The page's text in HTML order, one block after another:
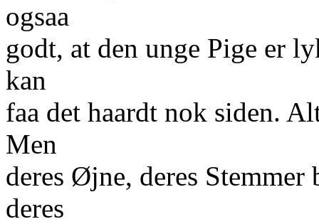
ogsaa
godt, at den unge Pige er
kan
faa det haardt nok siden.
Men
deres Øjne, deres
deres